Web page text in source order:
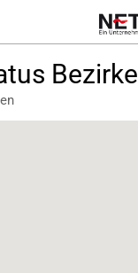
Bezirke